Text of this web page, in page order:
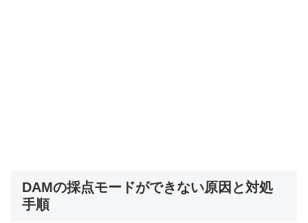
DAMの採点モードができない原因と対処
手順